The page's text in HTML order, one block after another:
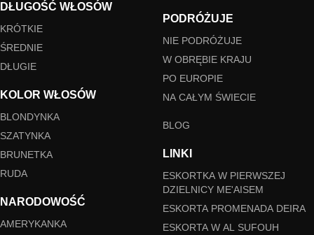
DŁUGOŚĆ WŁOSÓW
KRÓTKIE
ŚREDNIE
DŁUGIE
KOLOR WŁOSÓW
BLONDYNKA
SZATYNKA
BRUNETKA
RUDA
NARODOWOŚĆ
AMERYKANKA
PODRÓŻUJE
NIE PODRÓŻUJE
W OBRĘBIE KRAJU
PO EUROPIE
NA CAŁYM ŚWIECIE
BLOG
LINKI
ESKORTKA W PIERWSZEJ
DZIELNICY ME'AISEM
ESKORTA PROMENADA DEIRA
ESKORTA W AL SUFOUH